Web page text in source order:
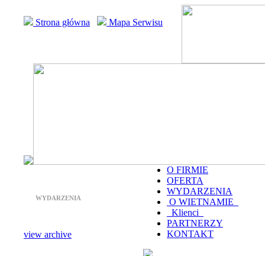
Strona główna Mapa Serwisu
WYDARZENIA
view archive
O FIRMIE
OFERTA
WYDARZENIA
O WIETNAMIE
Klienci
PARTNERZY
KONTAKT